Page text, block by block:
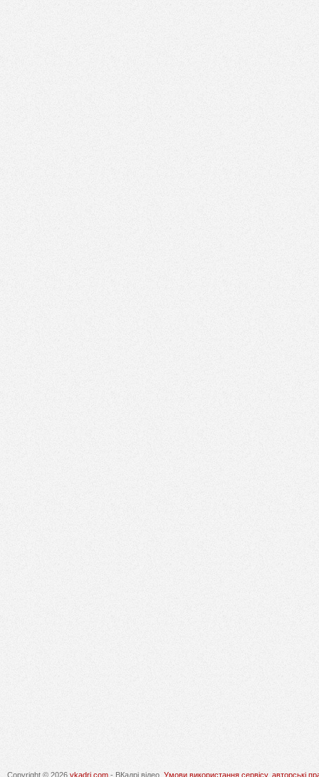
Copyright © 2026 vkadri.com - ВКадрі відео. Умови використання сервісу, авторські